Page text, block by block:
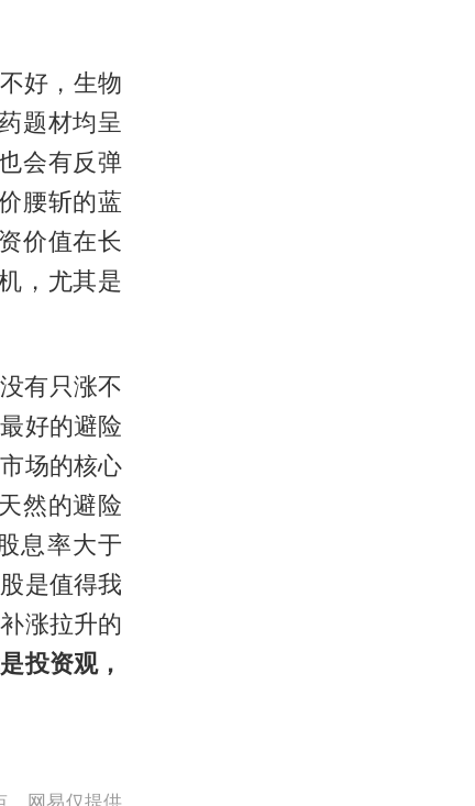
好，生物
题材均呈
会有反弹
腰斩的蓝
价值在长
，尤其是
有只涨不
好的避险
场的核心
然的避险
息率大于
是值得我
涨拉升的
投资观，
。网易仅提供